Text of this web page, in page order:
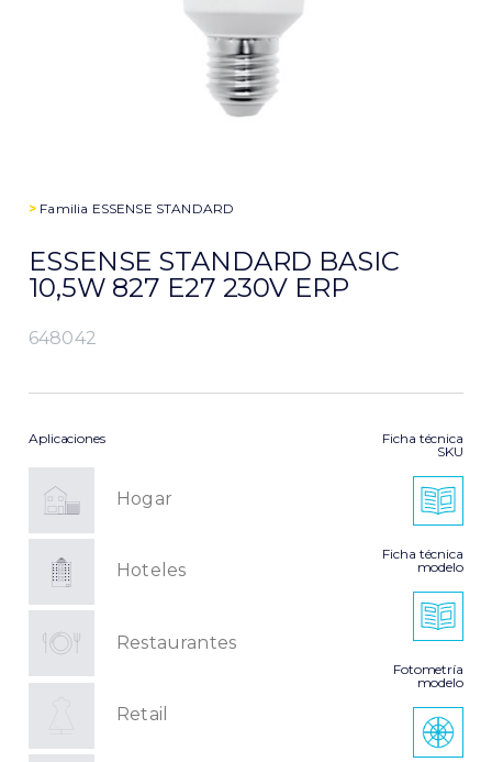
> Familia ESSENSE STANDARD
ESSENSE STANDARD BASIC
10,5W 827 E27 230V ERP
648042
Aplicaciones
Hogar
Hoteles
Restaurantes
Retail
Ficha técnica
SKU
Ficha técnica
modelo
Fotometría
modelo